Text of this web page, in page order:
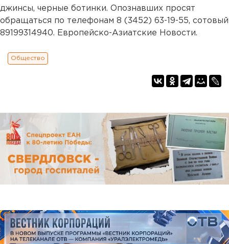
джинсы, черные ботинки. Опознавших просят
обращаться по телефонам 8 (3452) 63-19-55, сотовый
89199314940. Европейско-Азиатские Новости.
Общество